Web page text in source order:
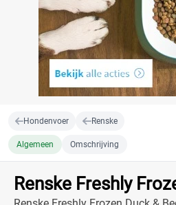
Hondenvoer Renske
Algemeen Omschrijving
Renske Freshly